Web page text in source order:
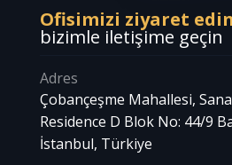
Ofisimizi ziyaret
bizimle iletişime geçin
Adres
Çobançeşme Mahallesi,
Residence D Blok No: 44/9
İstanbul, Türkiye